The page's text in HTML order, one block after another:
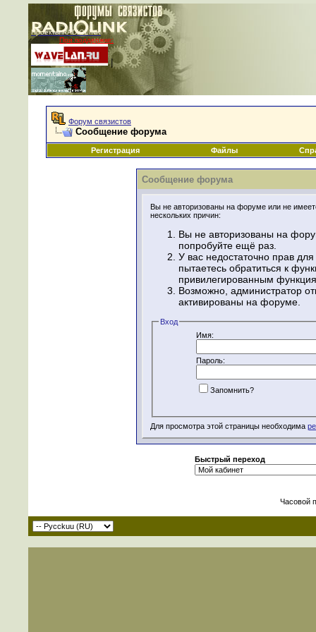
Проекты RADIOLINK
При поддержке:
|
Форум связистов
Сообщение форума
Регистрация Файлы
Сообщение форума
Вы не авторизованы на форуме или не
нескольких причин:
Вы не авторизованы на
попробуйте ещё раз.
У вас недостаточно прав
пытаетесь обратиться к
привилегированным
Возможно, администратор
активированы на форуме.
Вход
Имя:
Пароль:
Запомнить?
Для просмотра этой страницы необходима
Быстрый переход
Часовой